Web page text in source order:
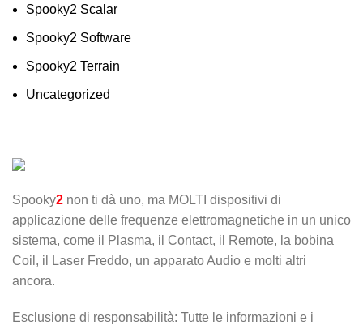
Spooky2 Scalar
Spooky2 Software
Spooky2 Terrain
Uncategorized
Spooky2 non ti dà uno, ma MOLTI dispositivi di
applicazione delle frequenze elettromagnetiche in un unico
sistema, come il Plasma, il Contact, il Remote, la bobina
Coil, il Laser Freddo, un apparato Audio e molti altri
ancora.
Esclusione di responsabilità: Tutte le informazioni e i